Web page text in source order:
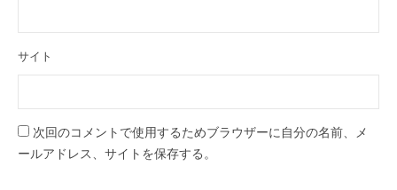
サイト
次回のコメントで使用するためブラウザーに自分の名前、メ
ールアドレス、サイトを保存する。